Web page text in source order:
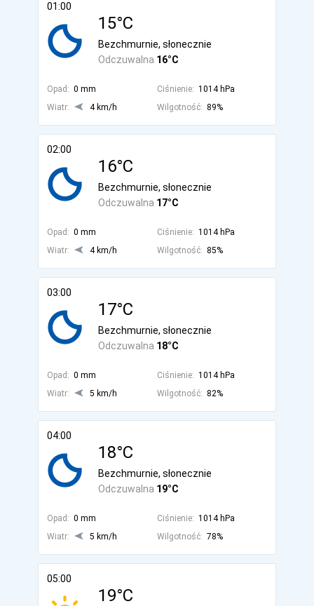
01:00
15°C
Odczuwalna 16°C
Bezchmurnie, słonecznie
Opad: 0 mm Ciśnienie: 1014 hPa
Wiatr:
4 km/h Wilgotność: 89%
02:00
16°C
Odczuwalna 17°C
Bezchmurnie, słonecznie
Opad: 0 mm Ciśnienie: 1014 hPa
Wiatr:
4 km/h Wilgotność: 85%
03:00
17°C
Odczuwalna 18°C
Bezchmurnie, słonecznie
Opad: 0 mm Ciśnienie: 1014 hPa
Wiatr:
5 km/h Wilgotność: 82%
04:00
18°C
Odczuwalna 19°C
Bezchmurnie, słonecznie
Opad: 0 mm Ciśnienie: 1014 hPa
Wiatr:
5 km/h Wilgotność: 78%
05:00
19°C